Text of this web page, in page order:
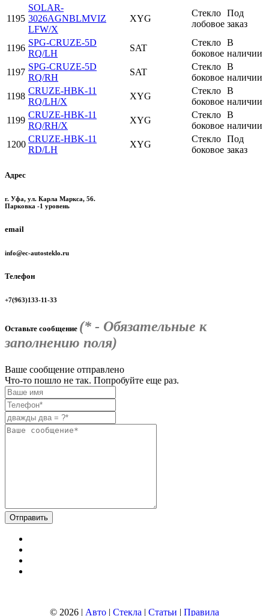
1195
SOLAR-
3026AGNBLMVIZ
LFW/X
XYG
Стекло
лобовое
Под
заказ
1196
SPG-CRUZE-5D
RQ/LH
SAT
Стекло
боковое
В
наличии
1197
SPG-CRUZE-5D
RQ/RH
SAT
Стекло
боковое
В
наличии
1198
CRUZE-HBK-11
RQ/LH/X
XYG
Стекло
боковое
В
наличии
1199
CRUZE-HBK-11
RQ/RH/X
XYG
Стекло
боковое
В
наличии
1200
CRUZE-HBK-11
RD/LH
XYG
Стекло
боковое
Под
заказ
Адрес
г. Уфа, ул. Карла Маркса, 56.
Парковка -1 уровень
email
info@ec-autosteklo.ru
Телефон
+7(963)133-11-33
Оставьте сообщение (* - Обязательные к
заполнению поля)
Ваше сообщение отправлено
Что-то пошло не так. Попробуйте еще раз.
© 2026 | Авто | Стекла | Статьи | Правила